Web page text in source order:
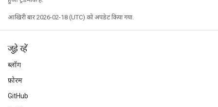
आखिरी बार 2026-02-18 (UTC) को अपडेट किया गया.
जुड़े रहें
ब्लॉग
फ़ोरम
GitHub